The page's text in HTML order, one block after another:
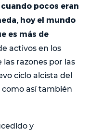
cuando pocos eran
hoy el mundo
es más de
activos en los
razones por las
ciclo alcista del
así también
y